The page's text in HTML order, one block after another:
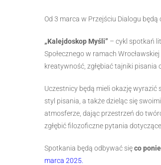
Od 3 marca w Przejściu Dialogu
„Kalejdoskop Myśli” – cykl spotkań
Społecznego w ramach
kreatywność, zgłębiać tajniki pisania
Uczestnicy będą mieli okazję
styl pisania, a także dzieląc się
atmosferze, dając przestrzeń do
zgłębić filozoficzne pytania
Spotkania będą odbywać sięco
marca 2025.